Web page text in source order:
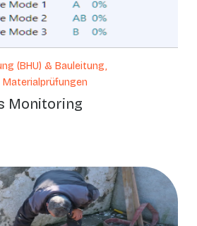
(BHU) & Bauleitung,
Monitoring